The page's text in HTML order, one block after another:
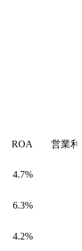
ROA 営業
4.7%
6.3%
4.2%